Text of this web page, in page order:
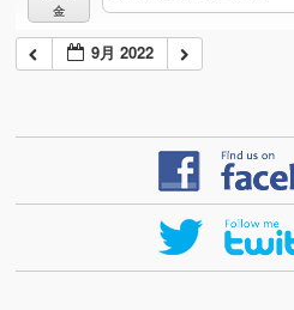
金
9月 2022